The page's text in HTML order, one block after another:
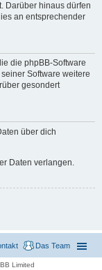
Darüber hinaus dürfen
an entsprechender
die phpBB-Software
Software weitere
gesondert
über dich
Daten verlangen.
Das Team
Limited